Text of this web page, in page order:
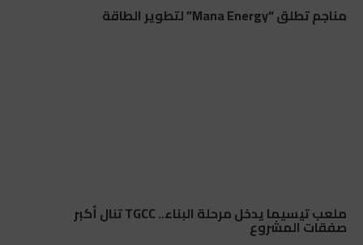
مناجم تطلق “Mana Energy” لتطوير الطاقة
ملعب تيسيما يدخل مرحلة البناء.. TGCC تنال أكبر
صفقات المشروع